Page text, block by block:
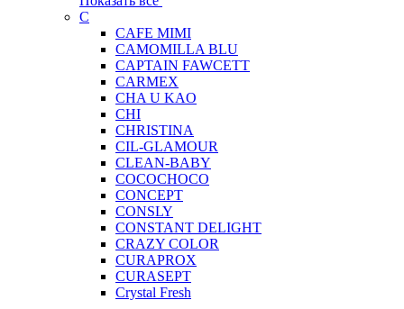
C
CAFE MIMI
CAMOMILLA BLU
CAPTAIN FAWCETT
CARMEX
CHA U KAO
CHI
CHRISTINA
CIL-GLAMOUR
CLEAN-BABY
COCOCHOCO
CONCEPT
CONSLY
CONSTANT DELIGHT
CRAZY COLOR
CURAPROX
CURASEPT
Crystal Fresh